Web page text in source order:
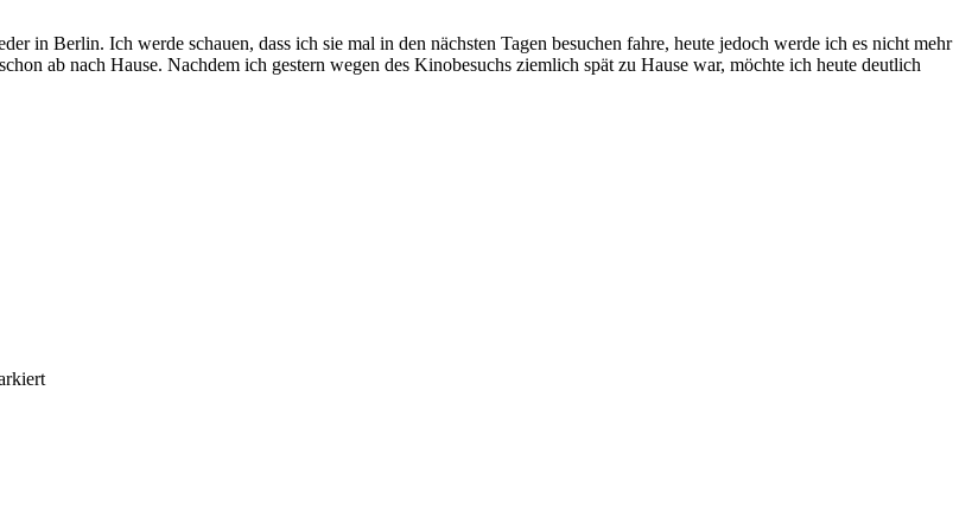
in Berlin. Ich werde schauen, dass ich sie mal in den nächsten Tagen besuchen fahre, heute jedoch werde ich es nicht mehr
ab nach Hause. Nachdem ich gestern wegen des Kinobesuchs ziemlich spät zu Hause war, möchte ich heute deutlich